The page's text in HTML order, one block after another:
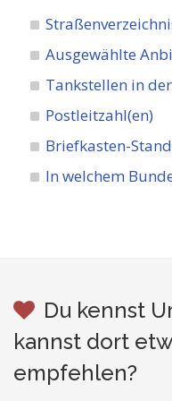
Ausgewählte
Tankstellen in
Postleitzahl(en)
Briefkasten-
In welchem
Du kennst
kannst dort
empfehlen?